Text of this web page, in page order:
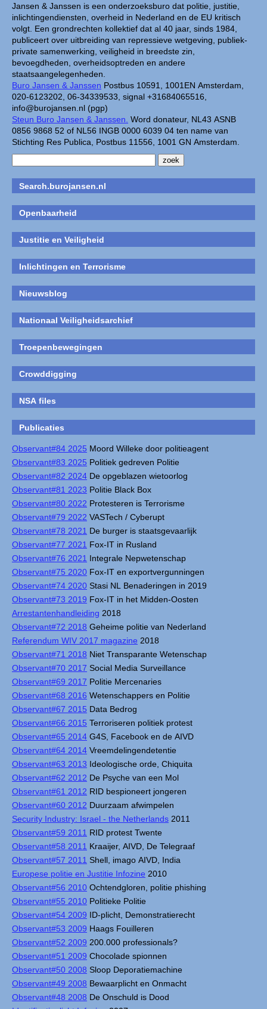
Jansen & Janssen is een onderzoeksburo dat politie, justitie,
inlichtingendiensten, overheid in Nederland en de EU kritisch
volgt. Een grondrechten kollektief dat al 40 jaar, sinds 1984,
publiceert over uitbreiding van repressieve wetgeving, publiek-
private samenwerking, veiligheid in breedste zin,
bevoegdheden, overheidsoptreden en andere
staatsaangelegenheden.
Buro Jansen & Janssen Postbus 10591, 1001EN Amsterdam,
020-6123202, 06-34339533, signal +31684065516,
info@burojansen.nl (pgp)
Steun Buro Jansen & Janssen. Word donateur, NL43 ASNB
0856 9868 52 of NL56 INGB 0000 6039 04 ten name van
Stichting Res Publica, Postbus 11556, 1001 GN Amsterdam.
Search.burojansen.nl
Openbaarheid
Justitie en Veiligheid
Inlichtingen en Terrorisme
Nieuwsblog
Nationaal Veiligheidsarchief
Troepenbewegingen
Crowddigging
NSA files
Publicaties
Observant#84 2025 Moord Willeke door politieagent
Observant#83 2025 Politiek gedreven Politie
Observant#82 2024 De opgeblazen wietoorlog
Observant#81 2023 Politie Black Box
Observant#80 2022 Protesteren is Terrorisme
Observant#79 2022 VASTech / Cyberupt
Observant#78 2021 De burger is staatsgevaarlijk
Observant#77 2021 Fox-IT in Rusland
Observant#76 2021 Integrale Nepwetenschap
Observant#75 2020 Fox-IT en exportvergunningen
Observant#74 2020 Stasi NL Benaderingen in 2019
Observant#73 2019 Fox-IT in het Midden-Oosten
Arrestantenhandleiding 2018
Observant#72 2018 Geheime politie van Nederland
Referendum WIV 2017 magazine 2018
Observant#71 2018 Niet Transparante Wetenschap
Observant#70 2017 Social Media Surveillance
Observant#69 2017 Politie Mercenaries
Observant#68 2016 Wetenschappers en Politie
Observant#67 2015 Data Bedrog
Observant#66 2015 Terroriseren politiek protest
Observant#65 2014 G4S, Facebook en de AIVD
Observant#64 2014 Vreemdelingendetentie
Observant#63 2013 Ideologische orde, Chiquita
Observant#62 2012 De Psyche van een Mol
Observant#61 2012 RID bespioneert jongeren
Observant#60 2012 Duurzaam afwimpelen
Security Industry: Israel - the Netherlands 2011
Observant#59 2011 RID protest Twente
Observant#58 2011 Kraaijer, AIVD, De Telegraaf
Observant#57 2011 Shell, imago AIVD, India
Europese politie en Justitie Infozine 2010
Observant#56 2010 Ochtendgloren, politie phishing
Observant#55 2010 Politieke Politie
Observant#54 2009 ID-plicht, Demonstratierecht
Observant#53 2009 Haags Fouilleren
Observant#52 2009 200.000 professionals?
Observant#51 2009 Chocolade spionnen
Observant#50 2008 Sloop Deporatiemachine
Observant#49 2008 Bewaarplicht en Onmacht
Observant#48 2008 De Onschuld is Dood